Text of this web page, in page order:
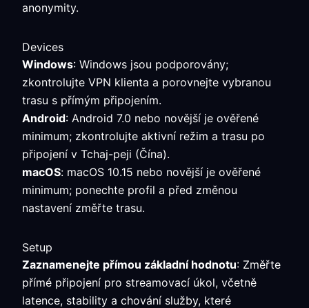
anonymity.
Devices
Windows: Windows jsou podporovány;
zkontrolujte VPN klienta a porovnejte vybranou
trasu s přímým připojením.
Android: Android 7.0 nebo novější je ověřené
minimum; zkontrolujte aktivní režim a trasu po
připojení v Tchaj-peji (Čína).
macOS: macOS 10.15 nebo novější je ověřené
minimum; ponechte profil a před změnou
nastavení změřte trasu.
Setup
Zaznamenejte přímou základní hodnotu: Změřte
přímé připojení pro streamovací úkol, včetně
latence, stability a chování služby, které